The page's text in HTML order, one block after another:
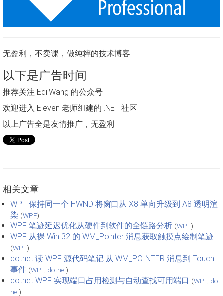
无盈利，不卖课，做纯粹的技术博客
以下是广告时间
推荐关注 Edi.Wang 的公众号
欢迎进入 Eleven 老师组建的 .NET 社区
以上广告全是友情推广，无盈利
相关文章
WPF 保持同一个 HWND 将窗口从 X8 单向升级到 A8 透明渲
染 (WPF)
WPF 笔迹延迟优化从硬件到软件的全链路分析 (WPF)
WPF 从裸 Win 32 的 WM_Pointer 消息获取触摸点绘制笔迹
(WPF)
dotnet 读 WPF 源代码笔记 从 WM_POINTER 消息到 Touch
事件 (WPF, dotnet)
dotnet WPF 实现端口占用检测与自动查找可用端口 (WPF, dot
net)